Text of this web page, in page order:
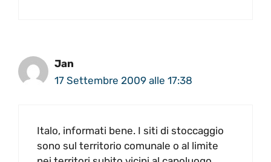
Jan
17 Settembre 2009 alle 17:38
Italo, informati bene. I siti di stoccaggio
sono sul territorio comunale o al limite